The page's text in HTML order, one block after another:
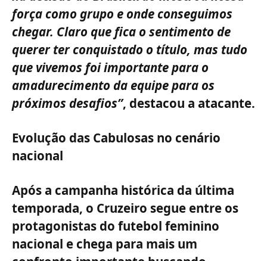
força como grupo e onde conseguimos
chegar. Claro que fica o sentimento de
querer ter conquistado o título, mas tudo
que vivemos foi importante para o
amadurecimento da equipe para os
próximos desafios”, destacou a atacante.
Evolução das Cabulosas no cenário
nacional
Após a campanha histórica da última
temporada, o Cruzeiro segue entre os
protagonistas do futebol feminino
nacional e chega para mais um